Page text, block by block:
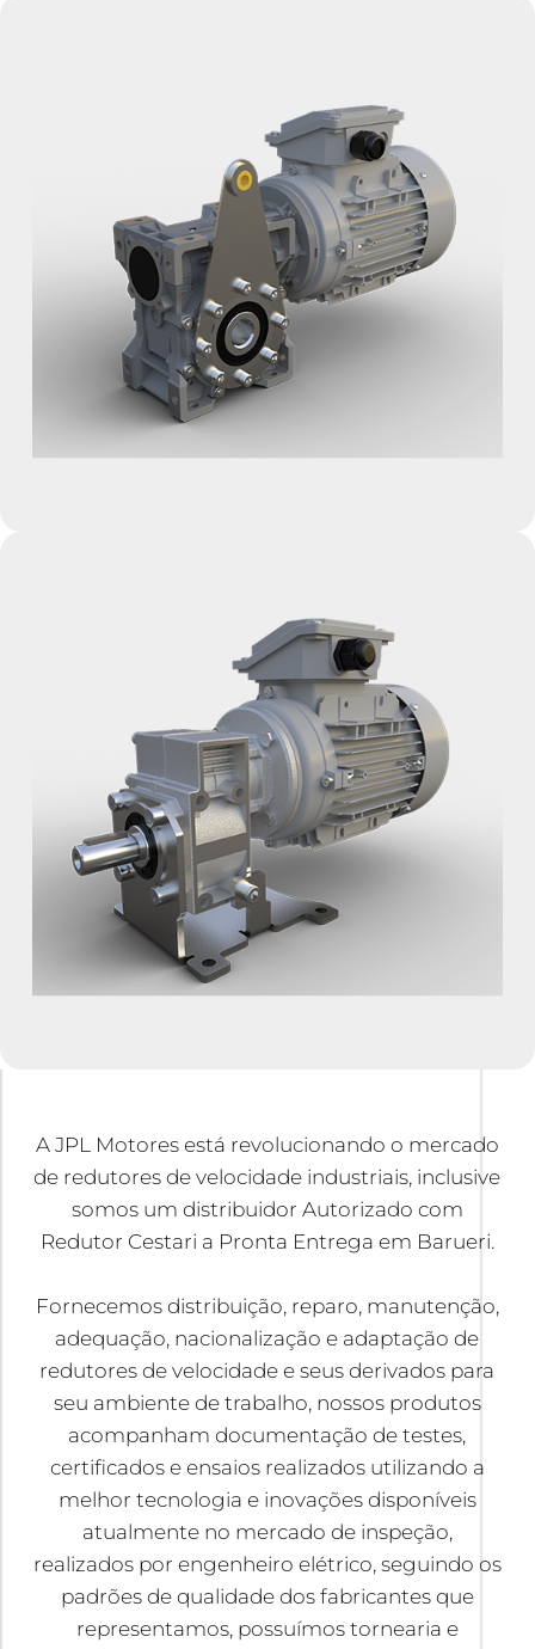
A JPL Motores está revolucionando o mercado
de redutores de velocidade industriais, inclusive
somos um distribuidor Autorizado com
Redutor Cestari a Pronta Entrega em Barueri.
Fornecemos distribuição, reparo, manutenção,
adequação, nacionalização e adaptação de
redutores de velocidade e seus derivados para
seu ambiente de trabalho, nossos produtos
acompanham documentação de testes,
certificados e ensaios realizados utilizando a
melhor tecnologia e inovações disponíveis
atualmente no mercado de inspeção,
realizados por engenheiro elétrico, seguindo os
padrões de qualidade dos fabricantes que
representamos, possuímos tornearia e